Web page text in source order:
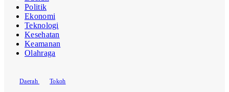
Politik
Ekonomi
Teknologi
Kesehatan
Keamanan
Olahraga
Daerah Tokoh